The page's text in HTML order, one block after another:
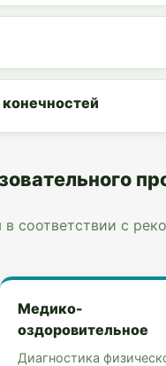
в соответствии с
Медико-
оздоровительное
Диагностика